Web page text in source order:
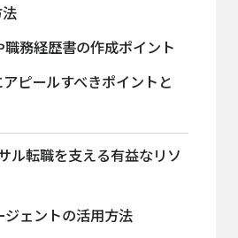
職務経歴書の作成ポイント
ピールすべきポイントと
ル転職を支える有益なリソ
ジェントの活用方法